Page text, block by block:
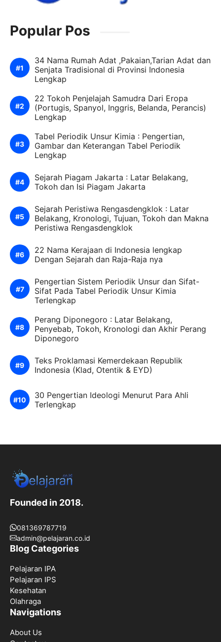
Popular Pos
34 Nama Rumah Adat ,Pakaian,Tarian Adat dan
Senjata Tradisional di Provinsi Indonesia
Lengkap
22 Tokoh Penjelajah Samudra Dari Eropa
(Portugis, Spanyol, Inggris, Belanda, Perancis)
Lengkap
Tabel Periodik Unsur Kimia : Pengertian,
Gambar dan Keterangan Tabel Periodik
Lengkap
Sejarah Piagam Jakarta : Latar Belakang,
Tokoh dan Isi Piagam Jakarta
Sejarah Peristiwa Rengasdengklok : Latar
Belakang, Kronologi, Tujuan, Tokoh dan Makna
Peristiwa Rengasdengklok
22 Nama Kerajaan di Indonesia lengkap
Dengan Sejarah dan Raja-Raja nya
Pengertian Sistem Periodik Unsur dan Sifat-
Sifat Pada Tabel Periodik Unsur Kimia
Terlengkap
Perang Diponegoro : Latar Belakang,
Penyebab, Tokoh, Kronologi dan Akhir Perang
Diponegoro
Teks Proklamasi Kemerdekaan Republik
Indonesia (Klad, Otentik & EYD)
30 Pengertian Ideologi Menurut Para Ahli
Terlengkap
Founded in 2018.
081369787719
admin@pelajaran.co.id
Blog Categories
Pelajaran IPA
Pelajaran IPS
Kesehatan
Olahraga
Navigations
About Us